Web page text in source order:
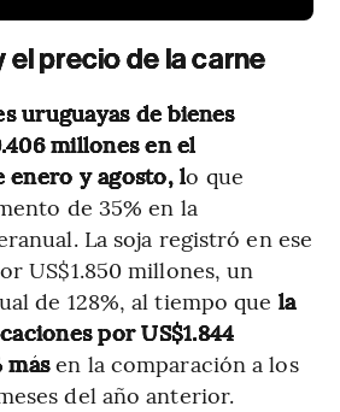
el precio de la carne
uruguayas de bienes
millones en el
enero y agosto, lo que
de 35% en la
La soja registró en ese
US$1.850 millones, un
de 128%, al tiempo que la
por US$1.844
másen la comparación a los
del año anterior.